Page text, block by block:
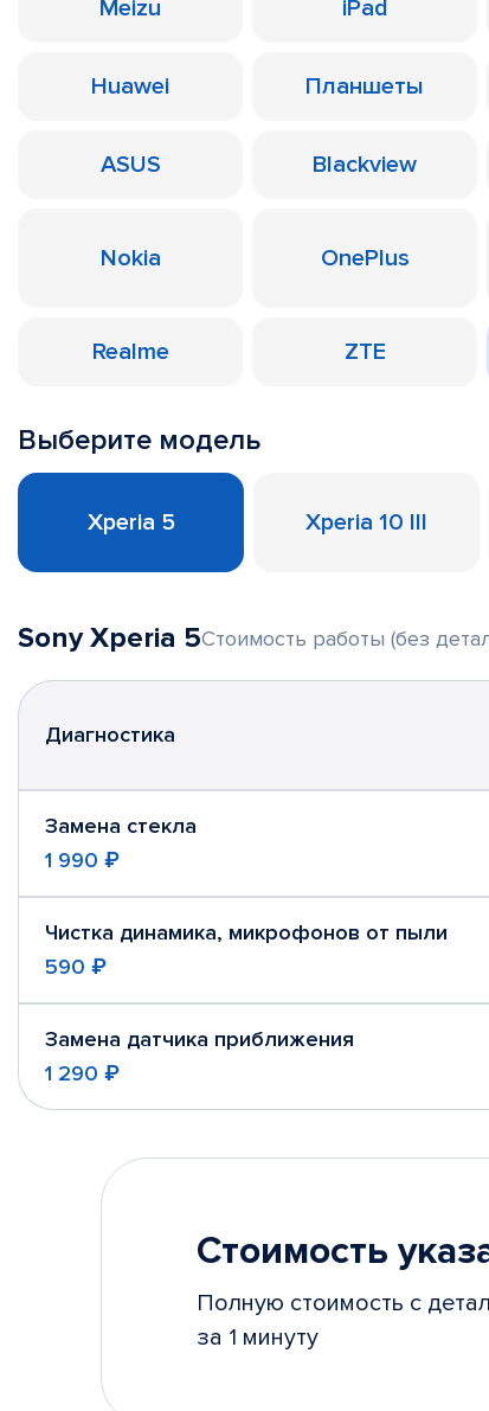
Meizu iPad
Huawei Планшеты
ASUS Blackview
Nokia OnePlus
Realme ZTE
Выберите модель
Xperia 5 Xperia 10 III
Sony Xperia 5Стоимость работы (без
Диагностика
Замена стекла
1 990 ₽
Чистка динамика, микрофонов от пыли
590 ₽
Замена датчика приближения
1 290 ₽
Стоимость
Полную стоимость с
за 1 минуту